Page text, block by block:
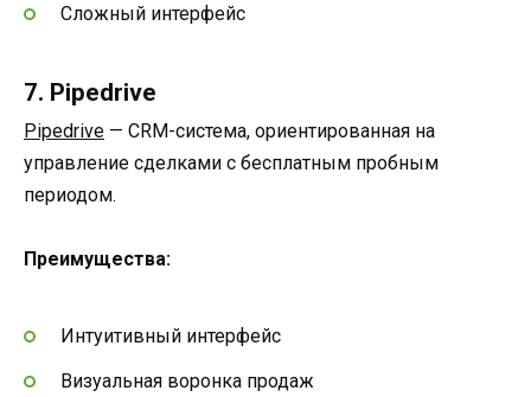
Сложный интерфейс
7. Pipedrive
Pipedrive — CRM-система, ориентированная на
управление сделками с бесплатным пробным
периодом.
Преимущества:
Интуитивный интерфейс
Визуальная воронка продаж